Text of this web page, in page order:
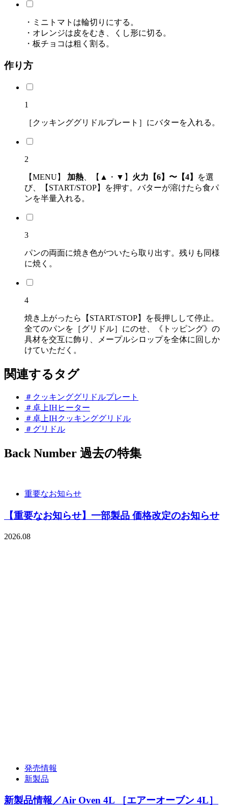
・ミニトマトは輪切りにする。
・オレンジは皮をむき、くし形に切る。
・板チョコは粗く割る。
作り方
1
［クッキンググリドルプレート］にバターを入れる。
2
【MENU】 加熱 、【▲・▼】 火力【6】〜【4】
を選
び、【START/STOP】を押す。バターが溶けたら食パ
ンを半量入れる。
3
パンの両面に焼き色がついたら取り出す。残りも同様
に焼く。
4
焼き上がったら【START/STOP】を長押しして停止。
全てのパンを［グリドル］にのせ、《トッピング》の
具材を交互に飾り、メープルシロップを全体に回しか
けていただく。
関連するタグ
＃クッキンググリドルプレート
＃卓上IHヒーター
＃卓上IHクッキンググリドル
＃グリドル
Back Number 過去の特集
重要なお知らせ
【重要なお知らせ】一部製品 価格改定のお知らせ
2026.08
発売情報
新製品
新製品情報／Air Oven 4L ［エアーオーブン 4L］